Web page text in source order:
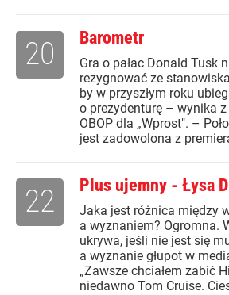
Barometr
Gra o pałac Donald Tusk
rezygnować ze
by w przyszłym roku
o prezydenturę – wynika
OBOP dla „Wprost". –
jest zadowolona z
20
Plus ujemny - Łysa
Jaka jest różnica między
a wyznaniem? Ogromna.
ukrywa, jeśli nie jest się
a wyznanie głupot w
„Zawsze chciałem zabić
niedawno Tom Cruise.
22